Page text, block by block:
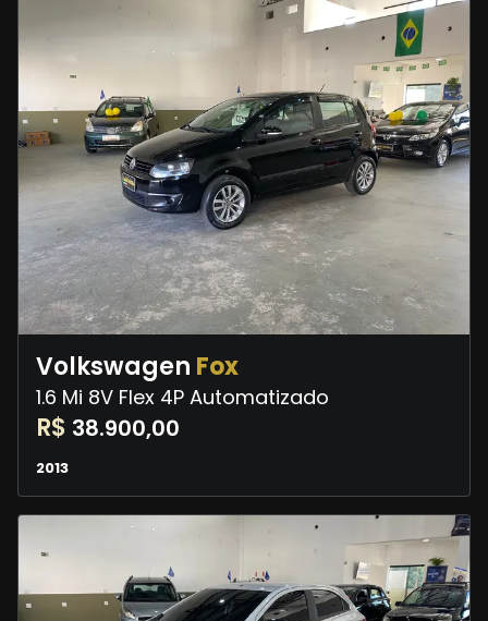
Volkswagen Fox
1.6 Mi 8V Flex 4P Automatizado
R$ 38.900,00
2013